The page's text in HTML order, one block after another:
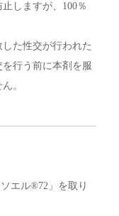
しますが、100％
た性交が行われた
行う前に本剤を服
。
エル®72」を取り